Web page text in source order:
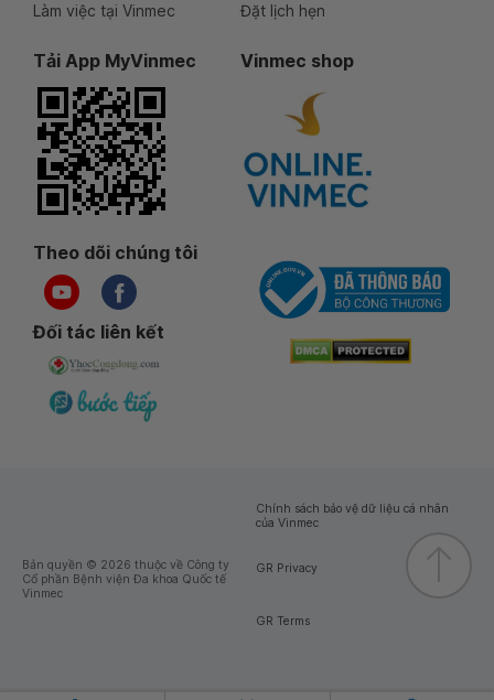
Làm việc tại Vinmec
Đặt lịch hẹn
Tải App MyVinmec Vinmec shop
Theo dõi chúng tôi
Đối tác liên kết
Bản quyền © 2026 thuộc về Công ty
Cổ phần Bệnh viện Đa khoa Quốc tế
Vinmec
Chính sách bảo vệ dữ liệu cá nhân
của Vinmec
GR Privacy
GR Terms